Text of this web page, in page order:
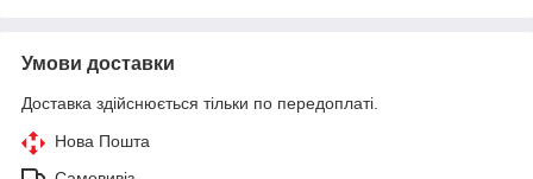
Умови доставки
Доставка здійснюється тільки по передоплаті.
Нова Пошта